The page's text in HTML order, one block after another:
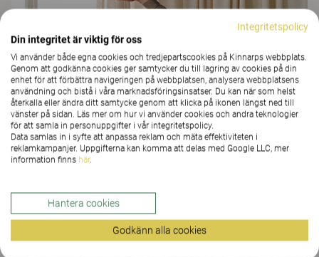
Integritetspolicy
Din integritet är viktig för oss
Vi använder både egna cookies och tredjepartscookies på Kinnarps webbplats.
Genom att godkänna cookies ger samtycker du till lagring av cookies på din
enhet för att förbättra navigeringen på webbplatsen, analysera webbplatsens
användning och bistå i våra marknadsföringsinsatser. Du kan när som helst
återkalla eller ändra ditt samtycke genom att klicka på ikonen längst ned till
vänster på sidan. Läs mer om hur vi använder cookies och andra teknologier
för att samla in personuppgifter i vår integritetspolicy.
Data samlas in i syfte att anpassa reklam och mäta effektiviteten i
reklamkampanjer. Uppgifterna kan komma att delas med Google LLC, mer
information finns här.
Hantera cookies
Godkänn alla cookies